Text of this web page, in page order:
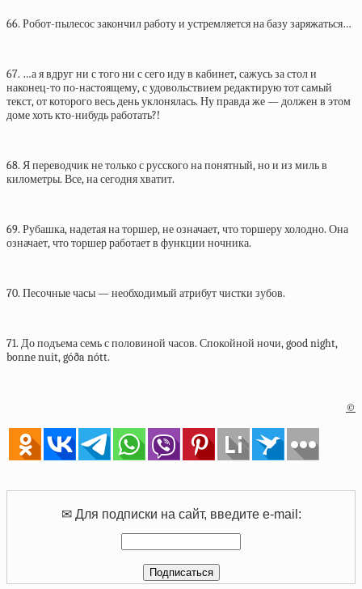
66. Робот-пылесос закончил работу и устремляется на базу заряжаться…
67. …а я вдруг ни с того ни с сего иду в кабинет, сажусь за стол и
наконец-то по-настоящему, с удовольствием редактирую тот самый
текст, от которого весь день уклонялась. Ну правда же — должен в этом
доме хоть кто-нибудь работать?!
68. Я переводчик не только с русского на понятный, но и из миль в
километры. Все, на сегодня хватит.
69. Рубашка, надетая на торшер, не означает, что торшеру холодно. Она
означает, что торшер работает в функции ночника.
70. Песочные часы — необходимый атрибут чистки зубов.
71. До подъема семь с половиной часов. Спокойной ночи, good night,
bonne nuit, góða nótt.
©
✉ Для подписки на сайт, введите e-mail: